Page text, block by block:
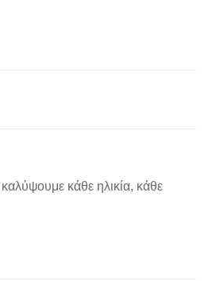
κάθε ηλικία, κάθε